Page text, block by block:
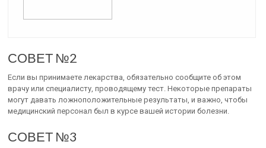
СОВЕТ №2
Если вы принимаете лекарства, обязательно сообщите об этом
врачу или специалисту, проводящему тест. Некоторые препараты
могут давать ложноположительные результаты, и важно, чтобы
медицинский персонал был в курсе вашей истории болезни.
СОВЕТ №3